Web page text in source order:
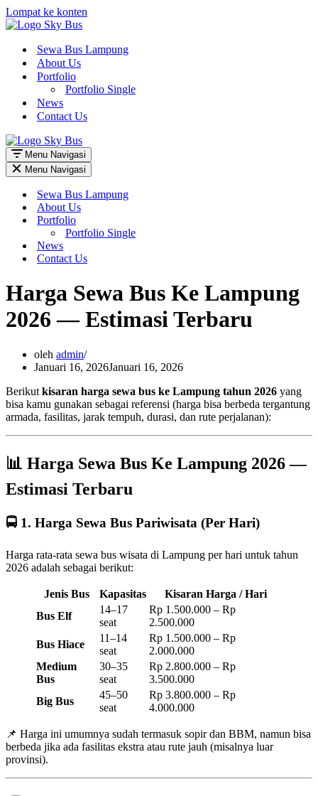
Lompat ke konten
Sewa Bus Lampung
About Us
Portfolio
Portfolio Single
News
Contact Us
Menu Navigasi
Menu Navigasi
Sewa Bus Lampung
About Us
Portfolio
Portfolio Single
News
Contact Us
Harga Sewa Bus Ke Lampung
2026 — Estimasi Terbaru
oleh admin
Januari 16, 2026Januari 16, 2026
Berikut kisaran harga sewa bus ke Lampung tahun 2026 yang
bisa kamu gunakan sebagai referensi (harga bisa berbeda tergantung
armada, fasilitas, jarak tempuh, durasi, dan rute perjalanan):
📊 Harga Sewa Bus Ke Lampung 2026 —
Estimasi Terbaru
🚍 1. Harga Sewa Bus Pariwisata (Per Hari)
Harga rata-rata sewa bus wisata di Lampung per hari untuk tahun
2026 adalah sebagai berikut:
Jenis Bus Kapasitas
Kisaran Harga / Hari
Bus Elf
14–17
seat
Rp 1.500.000 – Rp
2.500.000
Bus Hiace
11–14
seat
Rp 1.500.000 – Rp
2.000.000
Medium
Bus
30–35
seat
Rp 2.800.000 – Rp
3.500.000
Big Bus
45–50
seat
Rp 3.800.000 – Rp
4.000.000
📌 Harga ini umumnya sudah termasuk sopir dan BBM, namun bisa
berbeda jika ada fasilitas ekstra atau rute jauh (misalnya luar
provinsi).